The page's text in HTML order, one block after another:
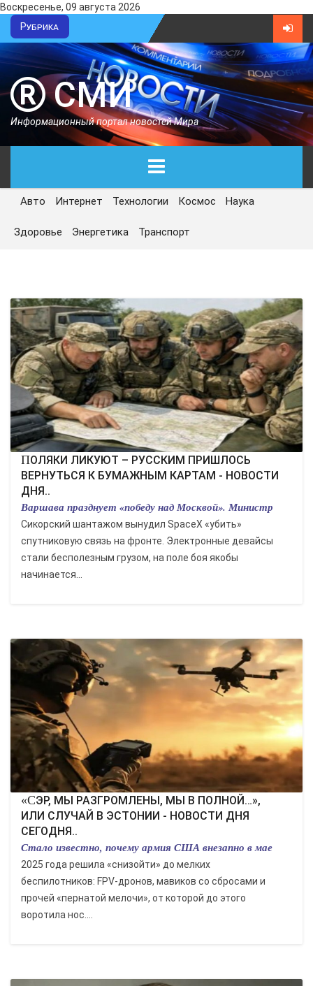
Воскресенье, 09 августа 2026
Рубрика
СМИ
Информационный портал новостей Мира
ГЛАВНАЯ
СЕГОДНЯ
ЭКОНОМИКА
КУЛЬТУРА
СПОРТ
ВОЕННЫЕ ДЕЙСТВИЯ
ПРОИСШЕСТВИЯ
Авто Интернет Технологии Космос Наука
Здоровье Энергетика Транспорт
ПОЛЯКИ ЛИКУЮТ – РУССКИМ ПРИШЛОСЬ
ВЕРНУТЬСЯ К БУМАЖНЫМ КАРТАМ - НОВОСТИ
ДНЯ..
Варшава празднует «победу над Москвой». Министр
Сикорский шантажом вынудил SpaceX «убить»
спутниковую связь на фронте. Электронные девайсы
стали бесполезным грузом, на поле боя якобы
начинается...
«СЭР, МЫ РАЗГРОМЛЕНЫ, МЫ В ПОЛНОЙ…»,
ИЛИ СЛУЧАЙ В ЭСТОНИИ - НОВОСТИ ДНЯ
СЕГОДНЯ..
Стало известно, почему армия США внезапно в мае
2025 года решила «снизойти» до мелких
беспилотников: FPV-дронов, мавиков со сбросами и
прочей «пернатой мелочи», от которой до этого
воротила нос....